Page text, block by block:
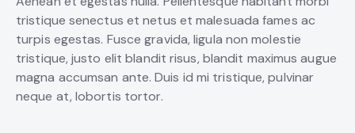
tristique senectus et netus et malesuada fames ac
turpis egestas. Fusce gravida, ligula non molestie
tristique, justo elit blandit risus, blandit maximus augue
magna accumsan ante. Duis id mi tristique, pulvinar
neque at, lobortis tortor.